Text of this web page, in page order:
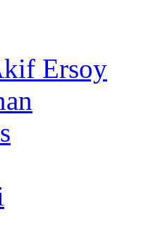
Ersoy